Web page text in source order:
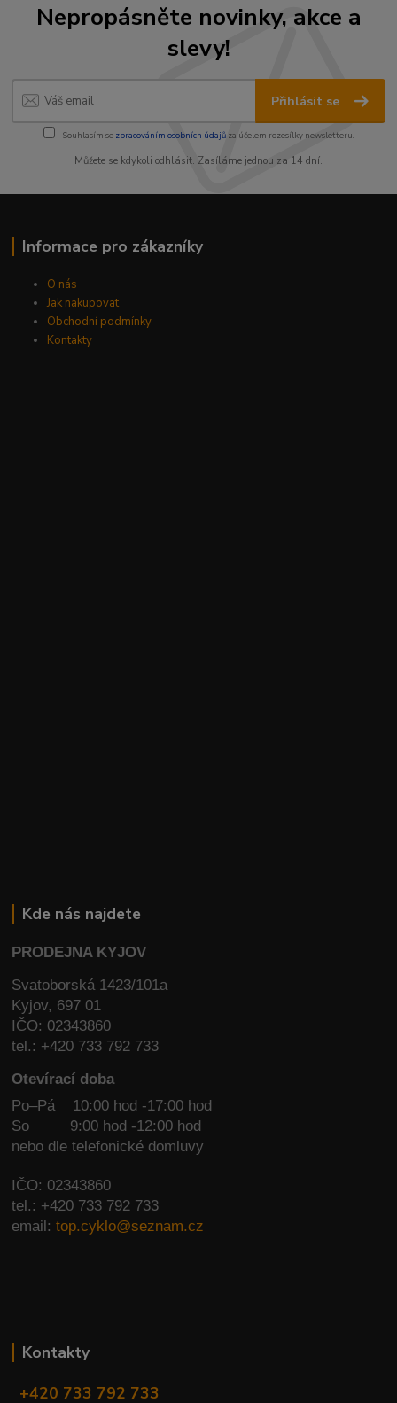
Nepropásněte novinky, akce a
slevy!
Přihlásit se
Souhlasím se zpracováním osobních údajůza účelem rozesílky newsletteru.
Můžete se kdykoli odhlásit. Zasíláme jednou za 14 dní.
Informace pro zákazníky
O nás
Jak nakupovat
Obchodní podmínky
Kontakty
Kde nás najdete
PRODEJNA KYJOV
Svatoborská 1423/101a
Kyjov, 697 01
IČO: 02343860
tel.: +420 733 792 733
Otevírací doba
Po–Pá 10:00 hod -17:00 hod
So
9:00 hod -12:00 hod
nebo dle telefonické domluvy
IČO: 02343860
tel.: +420 733 792 733
email:top.cyklo@seznam.cz
Kontakty
+420 733 792 733